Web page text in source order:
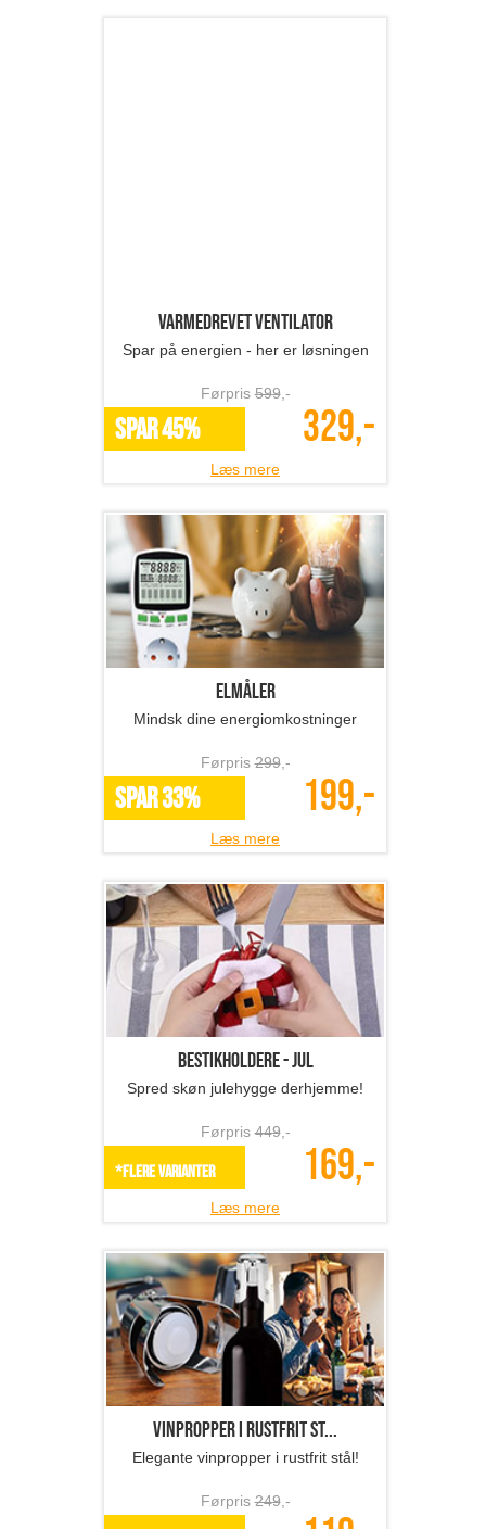
SPAR 45% 329,-
Læs mere
Elmåler
Mindsk dine energiomkostninger
Førpris299,-
SPAR 33% 199,-
Læs mere
Bestikholdere - jul
Spred skøn julehygge derhjemme!
Førpris449,-
*Flere varianter 169,-
Læs mere
Vinpropper i rustfrit st...
Elegante vinpropper i rustfrit stål!
Førpris ,-
*Flere varianter 119,-
Læs mere